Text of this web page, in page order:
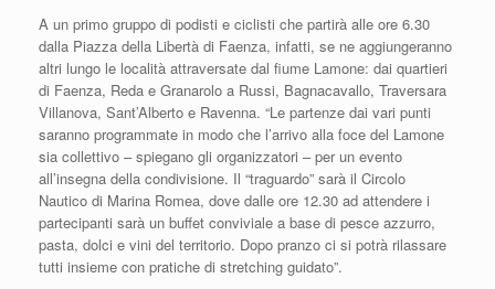
A un primo gruppo di podisti e ciclisti che partirà alle ore 6.30
dalla Piazza della Libertà di Faenza, infatti, se ne aggiungeranno
altri lungo le località attraversate dal fiume Lamone: dai quartieri
di Faenza, Reda e Granarolo a Russi, Bagnacavallo, Traversara
Villanova, Sant’Alberto e Ravenna. “Le partenze dai vari punti
saranno programmate in modo che l’arrivo alla foce del Lamone
sia collettivo – spiegano gli organizzatori – per un evento
all’insegna della condivisione. Il “traguardo” sarà il Circolo
Nautico di Marina Romea, dove dalle ore 12.30 ad attendere i
partecipanti sarà un buffet conviviale a base di pesce azzurro,
pasta, dolci e vini del territorio. Dopo pranzo ci si potrà rilassare
tutti insieme con pratiche di stretching guidato”.